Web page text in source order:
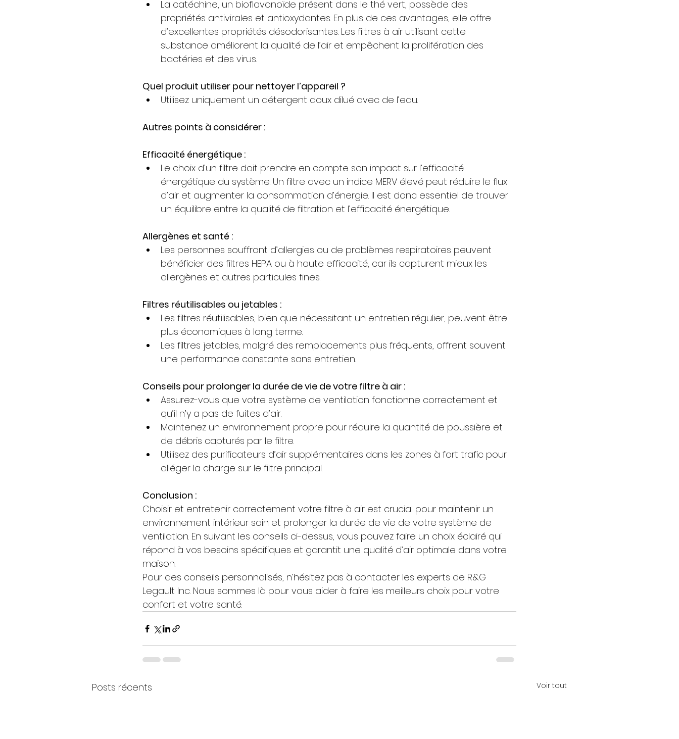
La catéchine, un bioflavonoïde présent dans le thé vert, possède des
propriétés antivirales et antioxydantes. En plus de ces avantages, elle offre
d’excellentes propriétés désodorisantes. Les filtres à air utilisant cette
substance améliorent la qualité de l’air et empêchent la prolifération des
bactéries et des virus.
Quel produit utiliser pour nettoyer l’appareil ?
Utilisez uniquement un détergent doux dilué avec de l’eau.
Autres points à considérer :
Efficacité énergétique :
Le choix d’un filtre doit prendre en compte son impact sur l’efficacité
énergétique du système. Un filtre avec un indice MERV élevé peut réduire le flux
d’air et augmenter la consommation d’énergie. Il est donc essentiel de trouver
un équilibre entre la qualité de filtration et l’efficacité énergétique.
Allergènes et santé :
Les personnes souffrant d’allergies ou de problèmes respiratoires peuvent
bénéficier des filtres HEPA ou à haute efficacité, car ils capturent mieux les
allergènes et autres particules fines.
Filtres réutilisables ou jetables :
Les filtres réutilisables, bien que nécessitant un entretien régulier, peuvent être
plus économiques à long terme.
Les filtres jetables, malgré des remplacements plus fréquents, offrent souvent
une performance constante sans entretien.
Conseils pour prolonger la durée de vie de votre filtre à air :
Assurez-vous que votre système de ventilation fonctionne correctement et
qu’il n’y a pas de fuites d’air.
Maintenez un environnement propre pour réduire la quantité de poussière et
de débris capturés par le filtre.
Utilisez des purificateurs d’air supplémentaires dans les zones à fort trafic pour
alléger la charge sur le filtre principal.
Conclusion :
Choisir et entretenir correctement votre filtre à air est crucial pour maintenir un
environnement intérieur sain et prolonger la durée de vie de votre système de
ventilation. En suivant les conseils ci-dessus, vous pouvez faire un choix éclairé qui
répond à vos besoins spécifiques et garantit une qualité d’air optimale dans votre
maison.
Pour des conseils personnalisés, n’hésitez pas à contacter les experts de R&G
Legault Inc. Nous sommes là pour vous aider à faire les meilleurs choix pour votre
confort et votre santé.
Posts récents Voir tout